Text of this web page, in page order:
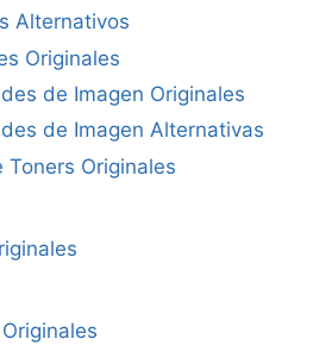
Alternativos
Originales
de Imagen Originales
de Imagen Alternativas
Toners Originales